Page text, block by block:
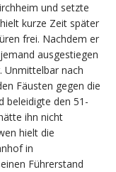
und setzte
kurze Zeit später
frei. Nachdem er
ausgestiegen
Unmittelbar nach
Fäusten gegen die
beleidigte den 51-
ihn nicht
hielt die
in
Führerstand